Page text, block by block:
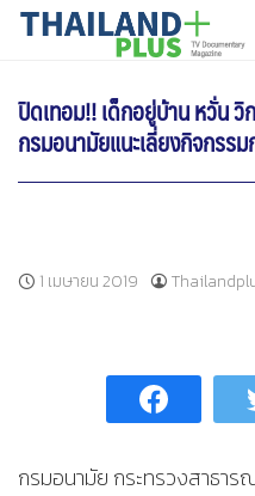
SkipTHAILANDPLUS NEWS
ปิดเทอม!! เด็กอยู่บ้าน หวั่น
กรมอนามัยแนะเลี่ยงกิจกรร
1 เมษายน 2019
กรมอนามัย กระทรวงสาธา